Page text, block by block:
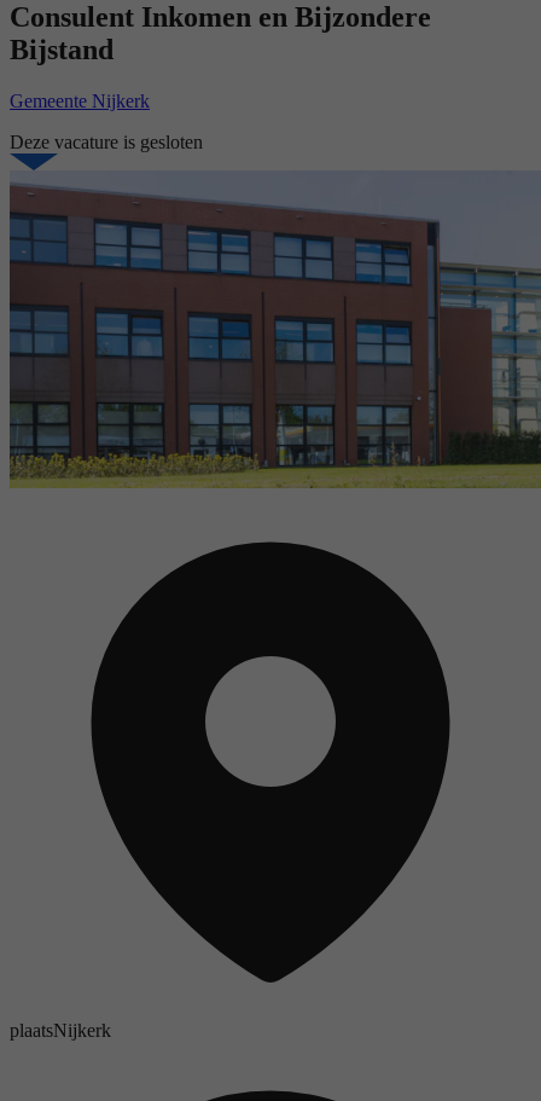
Consulent Inkomen en Bijzondere
Bijstand
Gemeente Nijkerk
Deze vacature is gesloten
plaatsNijkerk